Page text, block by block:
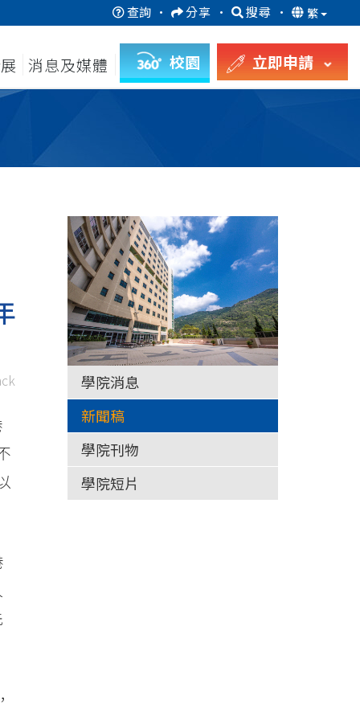
查詢 · 分享 · 搜尋 · 繁
消息及媒體 校園 立即申請
學院消息
新聞稿
學院刊物
學院短片